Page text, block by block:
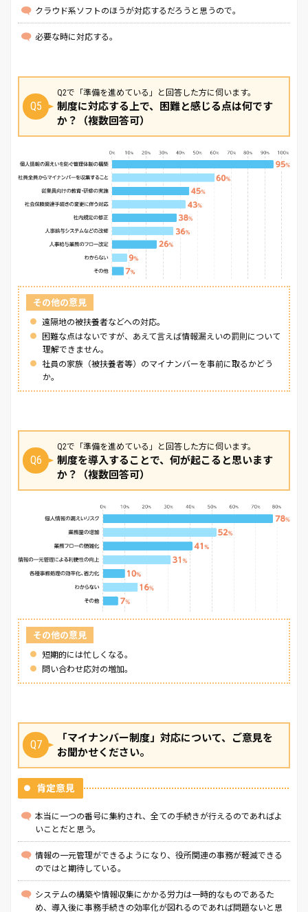
クラウド系ソフトのほうが対応するだろうと思うので。
必要な時に対応する。
Q5
Q2で「準備を進めている」と回答した方に伺います。
制度に対応する上で、困難と感じる点は何です
か？（複数回答可）
その他の意見
遠隔地の被扶養者などへの対応。
困難な点はないですが、あえて言えば情報漏えいの罰則について
理解できません。
社員の家族（被扶養者等）のマイナンバーを事前に取るかどう
か。
Q6
Q2で「準備を進めている」と回答した方に伺います。
制度を導入することで、何が起こると思います
か？（複数回答可）
その他の意見
短期的には忙しくなる。
問い合わせ応対の増加。
Q7
「マイナンバー制度」対応について、ご意見を
お聞かせください。
肯定意見
本当に一つの番号に集約され、全ての手続きが行えるのであればよ
いことだと思う。
情報の一元管理ができるようになり、役所関連の事務が軽減できる
のではと期待している。
システムの構築や情報収集にかかる労力は一時的なものであるた
め、導入後に事務手続きの効率化が図れるのであれば問題ないと思